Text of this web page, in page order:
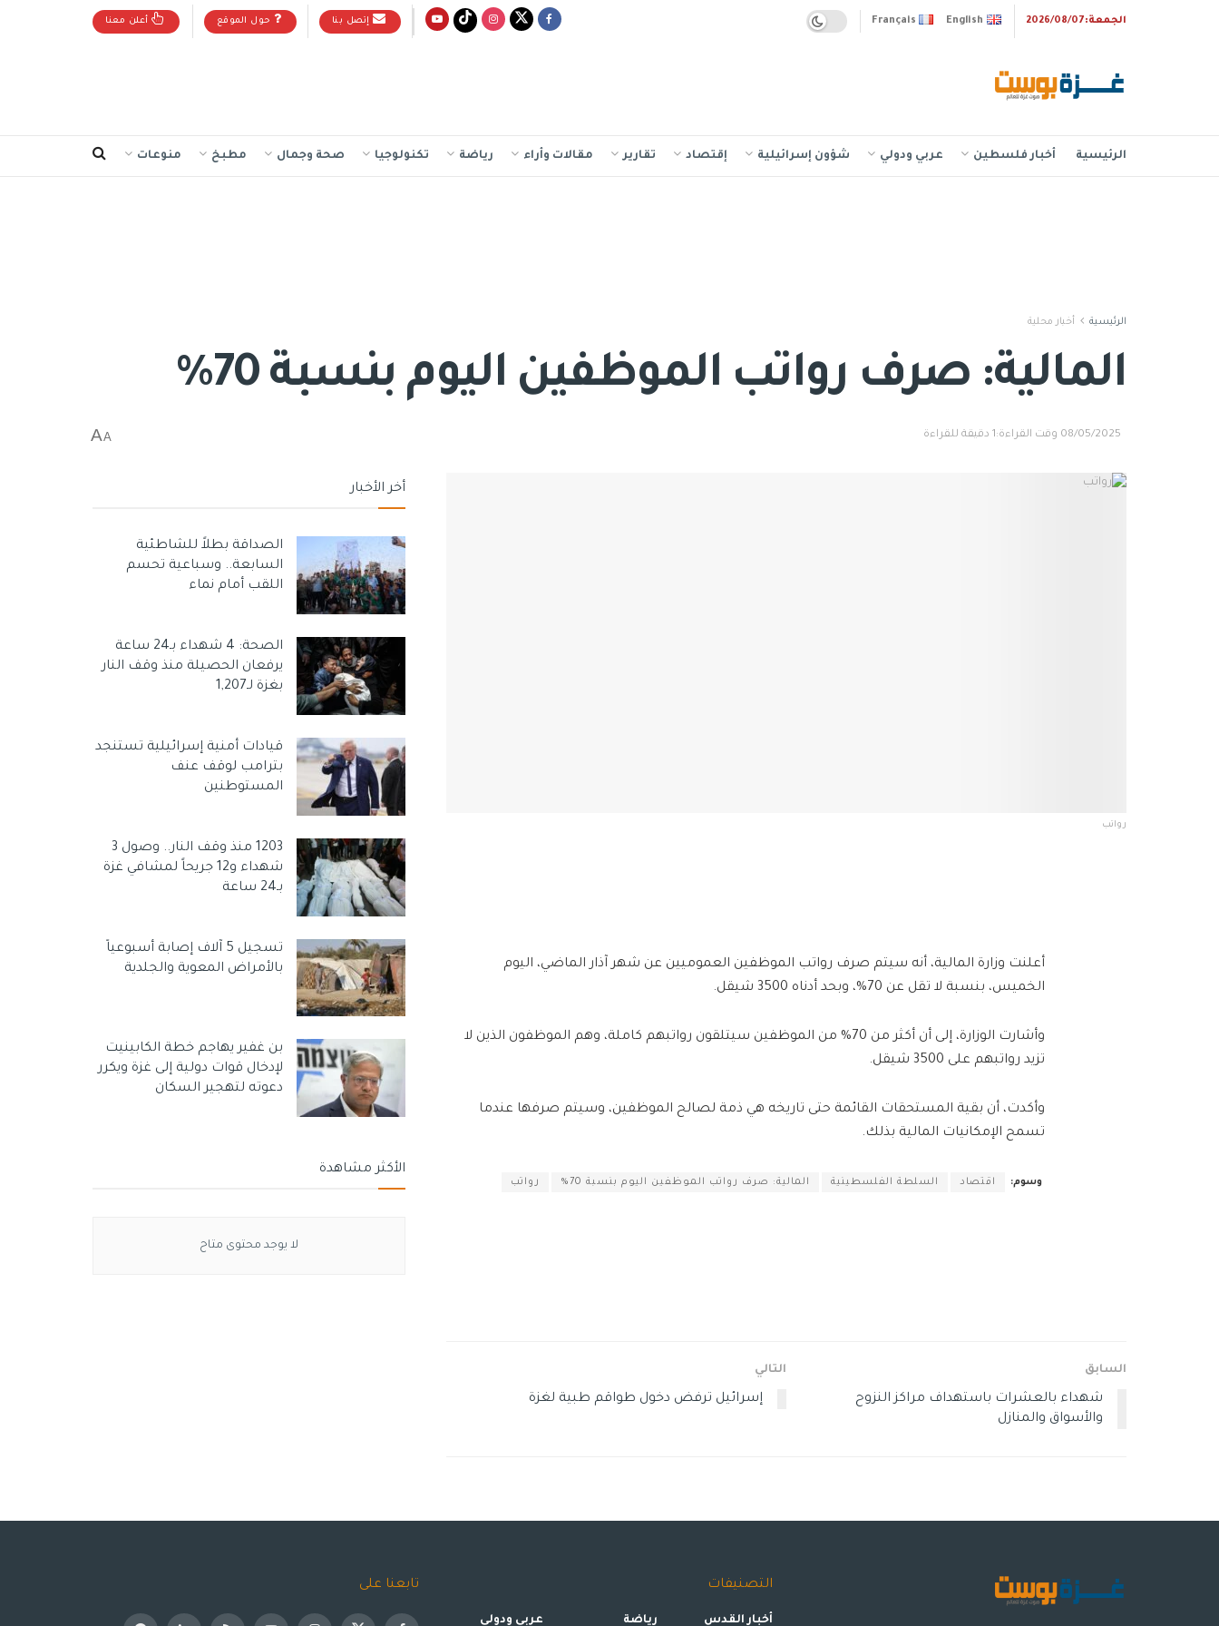
الجمعة:2026/08/07 Français English إتصل بنا حول الموقع أعلن معنا
الرئيسية أخبار فلسطين عربي ودولي شؤون إسرائيلية إقتصاد تقارير مقالات وأراء رياضة تكنولوجيا صحة وجمال مطبخ منوعات
الرئيسية أخبار محلية
المالية: صرف رواتب الموظفين اليوم بنسبة 70%
08/05/2025 وقت القراءة:1 دقيقة للقراءة A
A
رواتب
أعلنت وزارة المالية، أنه سيتم صرف رواتب الموظفين العموميين عن شهر آذار الماضي، اليوم
الخميس، بنسبة لا تقل عن 70%، وبحد أدناه 3500 شيقل.
وأشارت الوزارة، إلى أن أكثر من 70% من الموظفين سيتلقون رواتبهم كاملة، وهم الموظفون الذين لا
تزيد رواتبهم على 3500 شيقل.
وأكدت، أن بقية المستحقات القائمة حتى تاريخه هي ذمة لصالح الموظفين، وسيتم صرفها عندما
تسمح الإمكانيات المالية بذلك.
وسوم: اقتصاد السلطة الفلسطينية المالية: صرف رواتب الموظفين اليوم بنسبة 70% رواتب
السابق
شهداء بالعشرات باستهداف مراكز النزوح
والأسواق والمنازل
التالي
إسرائيل ترفض دخول طواقم طبية لغزة
أخر الأخبار
الصداقة بطلاً للشاطئية
السابعة.. وسباعية تحسم
اللقب أمام نماء
الصحة: 4 شهداء بـ24 ساعة
يرفعان الحصيلة منذ وقف النار
بغزة لـ1,207
قيادات أمنية إسرائيلية تستنجد
بترامب لوقف عنف
المستوطنين
1203 منذ وقف النار.. وصول 3
شهداء و12 جريحاً لمشافي غزة
بـ24 ساعة
تسجيل 5 آلاف إصابة أسبوعياً
بالأمراض المعوية والجلدية
بن غفير يهاجم خطة الكابينيت
لإدخال قوات دولية إلى غزة ويكرر
دعوته لتهجير السكان
الأكثر مشاهدة
لا يوجد محتوى متاح
التصنيفات
أخبار القدس رياضة عربي ودولي
تابعنا على